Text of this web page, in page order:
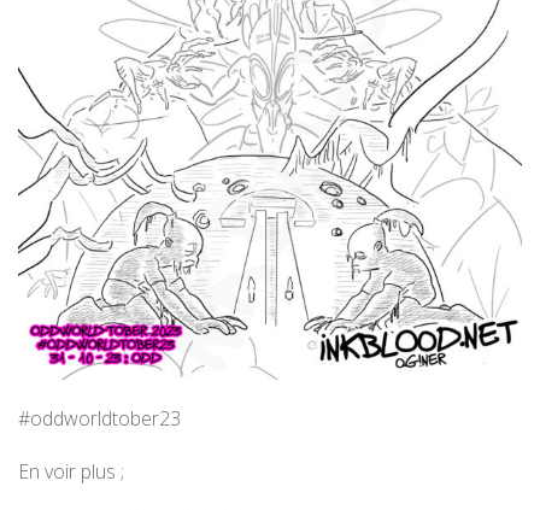
#oddworldtober23
En voir plus ;